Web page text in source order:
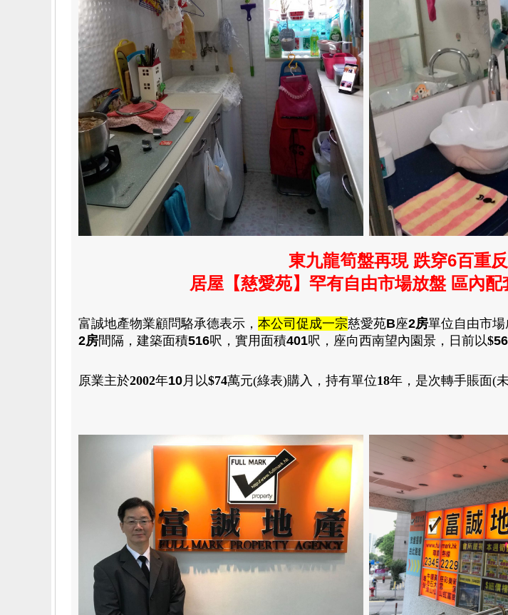
東九龍筍盤再現 跌穿6百重
居屋【慈愛苑】罕有自由市場放盤 區內配
富誠地產物業顧問駱承德表示， 本公司促成一宗慈愛苑B座2房單位自由市場
2房間隔 ， 建築面積516呎 ， 實用面積401呎 ， 座向西南望內園景 ，日前以$
原業主於2002年10 月 以$74萬元(綠表)購入 ， 持有單位18年 ， 是次轉手賬面(